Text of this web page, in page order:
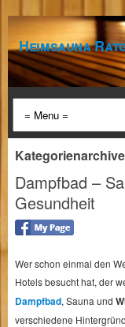
Heimsauna
Dampfbad –
Gesundheit
Wer schon einmal den
Hotels besucht hat, der
Dampfbad, Sauna und
verschiedene